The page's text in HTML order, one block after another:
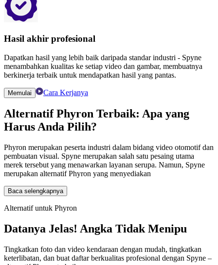
Hasil akhir profesional
Dapatkan hasil yang lebih baik daripada standar industri - Spyne
menambahkan kualitas ke setiap video dan gambar, membuatnya
berkinerja terbaik untuk mendapatkan hasil yang pantas.
Memulai Cara Kerjanya
Alternatif Phyron Terbaik: Apa yang
Harus Anda Pilih?
Phyron merupakan peserta industri dalam bidang video otomotif dan
pembuatan visual. Spyne merupakan salah satu pesaing utama
merek tersebut yang menawarkan layanan serupa. Namun, Spyne
merupakan alternatif Phyron yang menyediakan
Baca selengkapnya
Alternatif untuk Phyron
Datanya Jelas! Angka Tidak Menipu
Tingkatkan foto dan video kendaraan dengan mudah, tingkatkan
keterlibatan, dan buat daftar berkualitas profesional dengan Spyne –